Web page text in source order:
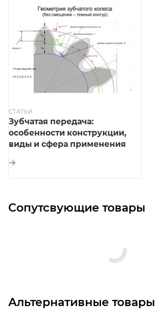
СТАТЬИ
Зубчатая передача:
особенности конструкции,
виды и сфера применения
Сопутсвующие товары
Альтернативные товары